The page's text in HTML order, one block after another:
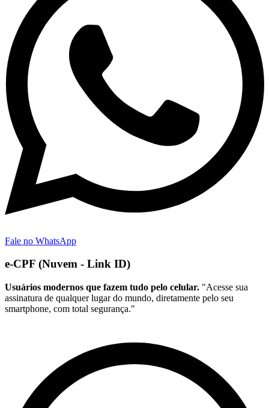
Fale no WhatsApp
e-CPF (Nuvem - Link ID)
Usuários modernos que fazem tudo pelo celular. "Acesse sua
assinatura de qualquer lugar do mundo, diretamente pelo seu
smartphone, com total segurança."